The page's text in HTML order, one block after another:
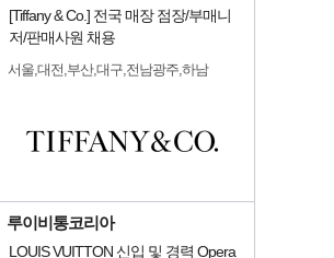
[Tiffany & Co.] 전국 매장 점장/부매니
저/판매사원 채용
서울,대전,부산,대구,전남광주,하남
루이비통코리아
LOUIS VUITTON 신입 및 경력 Opera